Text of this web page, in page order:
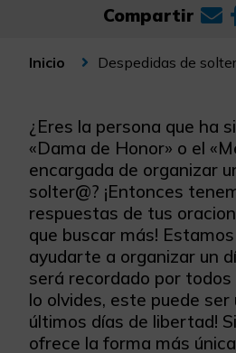
Compartir
Inicio Despedidas de
¿Eres la persona que ha
«Dama de Honor» o el
encargada de organizar
solter@? ¡Entonces
respuestas de tus
que buscar más!
ayudarte a organizar un
será recordado por
lo olvides, este puede ser
últimos días de libertad!
ofrece la forma más